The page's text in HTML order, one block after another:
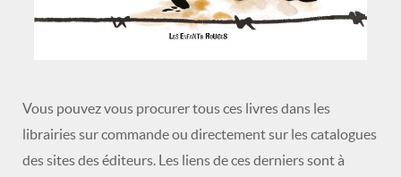
Vous pouvez vous procurer tous ces livres dans les
librairies sur commande ou directement sur les catalogues
des sites des éditeurs. Les liens de ces derniers sont à